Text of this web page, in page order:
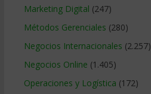
Marketing Digital (247)
Métodos Gerenciales (280)
Negocios Internacionales (2.257)
Negocios Online (1.405)
Operaciones y Logística (172)